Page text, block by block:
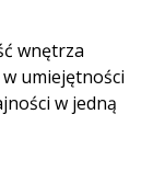
wnętrza
umiejętności
w jedną